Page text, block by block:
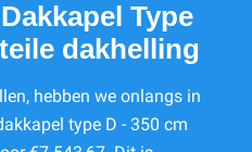
Type
dakhelling
hebben we onlangs in
type D - 350 cm